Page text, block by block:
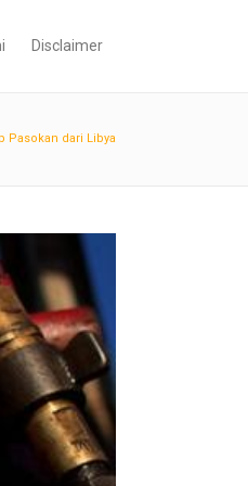
Disclaimer
Pasokan dari Libya